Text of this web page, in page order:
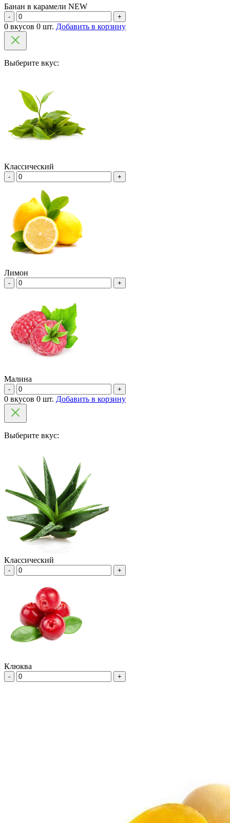
Банан в карамели NEW
- +
0 вкусов 0 шт. Добавить в корзину
Выберите вкус:
Классический
- +
Лимон
- +
Малина
- +
0 вкусов 0 шт. Добавить в корзину
Выберите вкус:
Классический
- +
Клюква
- +